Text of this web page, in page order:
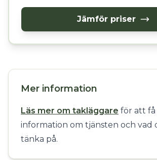
Jämför priser
Mer information
Läs mer om takläggare för att
information om tjänsten och vad
tänka på.